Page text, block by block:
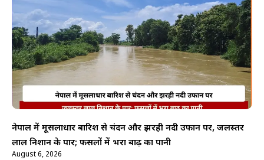
नेपाल में मूसलाधार बारिश से चंदन और झरही नदी उफान पर, जलस्तर
लाल निशान के पार; फसलों में भरा बाढ़ का पानी
August 6, 2026